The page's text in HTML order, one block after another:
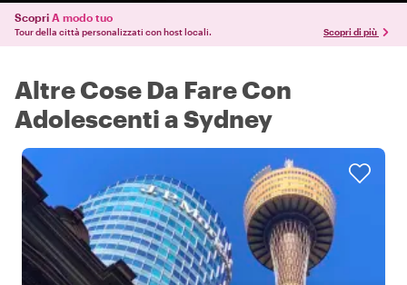
Scopri A modo tuo
Tour della città personalizzati con host locali. Scopri di più
Altre Cose Da Fare Con
Adolescenti a Sydney